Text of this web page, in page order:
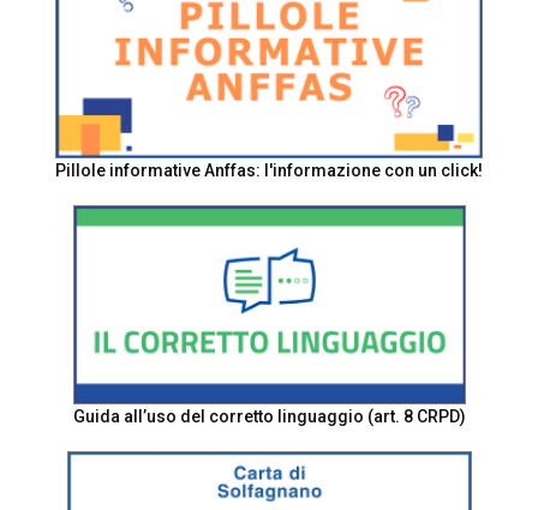
Pillole informative Anffas: l'informazione con un click!
Guida all’uso del corretto linguaggio (art. 8 CRPD)